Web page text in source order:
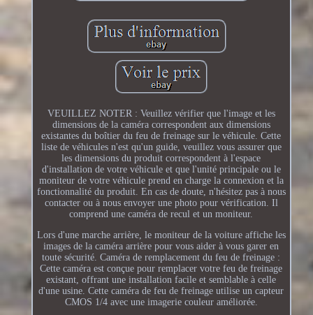
VEUILLEZ NOTER : Veuillez vérifier que l'image et les
dimensions de la caméra correspondent aux dimensions
existantes du boîtier du feu de freinage sur le véhicule. Cette
liste de véhicules n'est qu'un guide, veuillez vous assurer que
les dimensions du produit correspondent à l'espace
d'installation de votre véhicule et que l'unité principale ou le
moniteur de votre véhicule prend en charge la connexion et la
fonctionnalité du produit. En cas de doute, n'hésitez pas à nous
contacter ou à nous envoyer une photo pour vérification. Il
comprend une caméra de recul et un moniteur.
Lors d'une marche arrière, le moniteur de la voiture affiche les
images de la caméra arrière pour vous aider à vous garer en
toute sécurité. Caméra de remplacement du feu de freinage :
Cette caméra est conçue pour remplacer votre feu de freinage
existant, offrant une installation facile et semblable à celle
d'une usine. Cette caméra de feu de freinage utilise un capteur
CMOS 1/4 avec une imagerie couleur améliorée.